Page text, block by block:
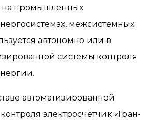
на промышленных
межсистемных
автономно или в
системы контроля
автоматизированной
электросчётчик «Гран-